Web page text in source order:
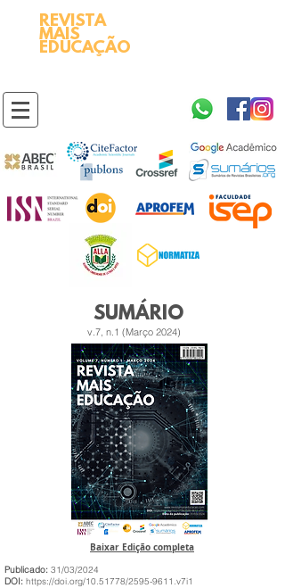
REVISTA
MAIS
EDUCAÇÃO
SUMÁRIO
v.7, n.1 (Março 2024)
Baixar Edição completa
Publicado: 31/03/2024
DOI: https://doi.org/10.51778/2595-9611.v7i1